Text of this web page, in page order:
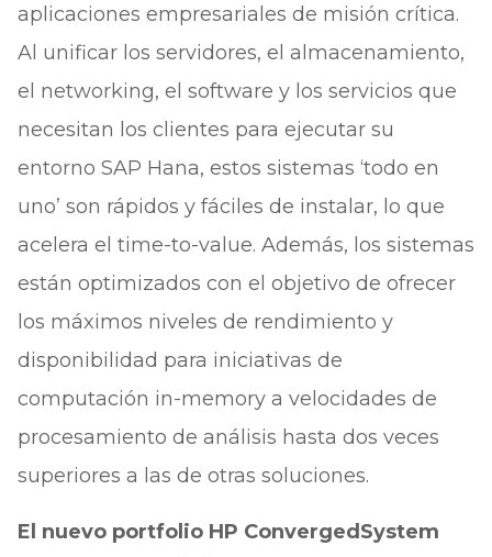
aplicaciones empresariales de misión crítica.
Al unificar los servidores, el almacenamiento,
el networking, el software y los servicios que
necesitan los clientes para ejecutar su
entorno SAP Hana, estos sistemas ‘todo en
uno’ son rápidos y fáciles de instalar, lo que
acelera el time-to-value. Además, los sistemas
están optimizados con el objetivo de ofrecer
los máximos niveles de rendimiento y
disponibilidad para iniciativas de
computación in-memory a velocidades de
procesamiento de análisis hasta dos veces
superiores a las de otras soluciones.
El nuevo portfolio HP ConvergedSystem